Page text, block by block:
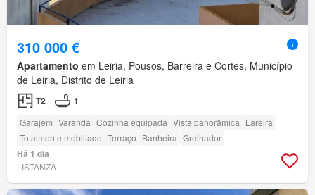
310 000 €
Apartamento em Leiria, Pousos, Barreira e Cortes, Município
de Leiria, Distrito de Leiria
T2 1
Garajem Varanda Cozinha equipada Vista panorâmica Lareira
Totalmente mobiliado Terraço Banheira Grelhador
Há 1 dia
LISTANZA